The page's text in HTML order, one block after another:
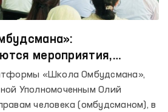
районах, а также Центра
УВД Кашкадарьинской
мероприятия,
на повышение
«Школа Омбудсмана»,
Уполномоченным Олий
человека (омбудсманом), в